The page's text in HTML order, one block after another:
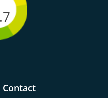
.7
Contact